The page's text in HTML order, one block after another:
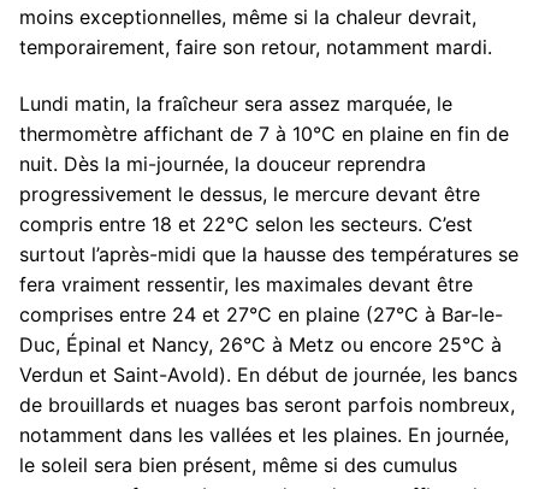
moins exceptionnelles, même si la chaleur devrait,
temporairement, faire son retour, notamment mardi.
Lundi matin, la fraîcheur sera assez marquée, le
thermomètre affichant de 7 à 10°C en plaine en fin de
nuit. Dès la mi-journée, la douceur reprendra
progressivement le dessus, le mercure devant être
compris entre 18 et 22°C selon les secteurs. C’est
surtout l’après-midi que la hausse des températures se
fera vraiment ressentir, les maximales devant être
comprises entre 24 et 27°C en plaine (27°C à Bar-le-
Duc, Épinal et Nancy, 26°C à Metz ou encore 25°C à
Verdun et Saint-Avold). En début de journée, les bancs
de brouillards et nuages bas seront parfois nombreux,
notamment dans les vallées et les plaines. En journée,
le soleil sera bien présent, même si des cumulus